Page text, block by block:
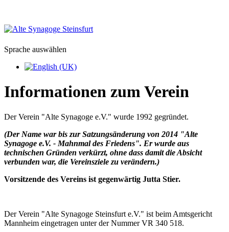
Sprache auswählen
Informationen zum Verein
Der Verein "Alte Synagoge e.V." wurde 1992 gegründet.
(Der Name war bis zur Satzungsänderung von 2014 "Alte
Synagoge e.V. - Mahnmal des Friedens". Er wurde aus
technischen Gründen verkürzt, ohne dass damit die Absicht
verbunden war, die Vereinsziele zu verändern.)
Vorsitzende des Vereins ist gegenwärtig Jutta Stier.
Der Verein "Alte Synagoge Steinsfurt e.V." ist beim Amtsgericht
Mannheim eingetragen unter der Nummer VR 340 518.